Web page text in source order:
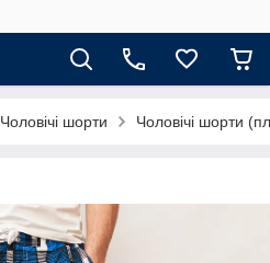
Чоловічі шорти Чоловічі шорти